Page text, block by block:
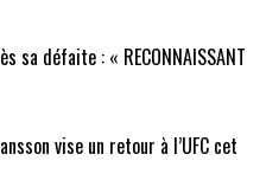
sa défaite : « RECONNAISSANT
vise un retour à l’UFC cet